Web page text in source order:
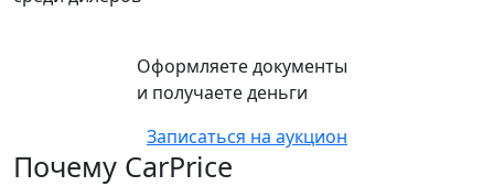
Оформляете документы
и получаете деньги
Записаться на аукцион
Почему CarPrice